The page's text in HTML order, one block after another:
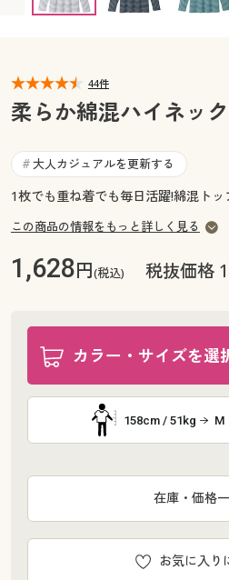
マイページ
お気に入り
サポート
ご利用ガイド
よくある質問とお問い合わせ
閲覧履歴
サポート
ご利用ガイド
よくある質問とお問い合わせ
44件
柔らか綿混ハイネッ
# 大人カジュアルを更新する
1枚でも重ね着でも毎日活躍!綿混トッ
この商品の情報をもっと詳しく見る
1,628円(税込) 税抜価格
カラー・サイズを選
158cm / 51kg M
お気に入り
在庫・価格